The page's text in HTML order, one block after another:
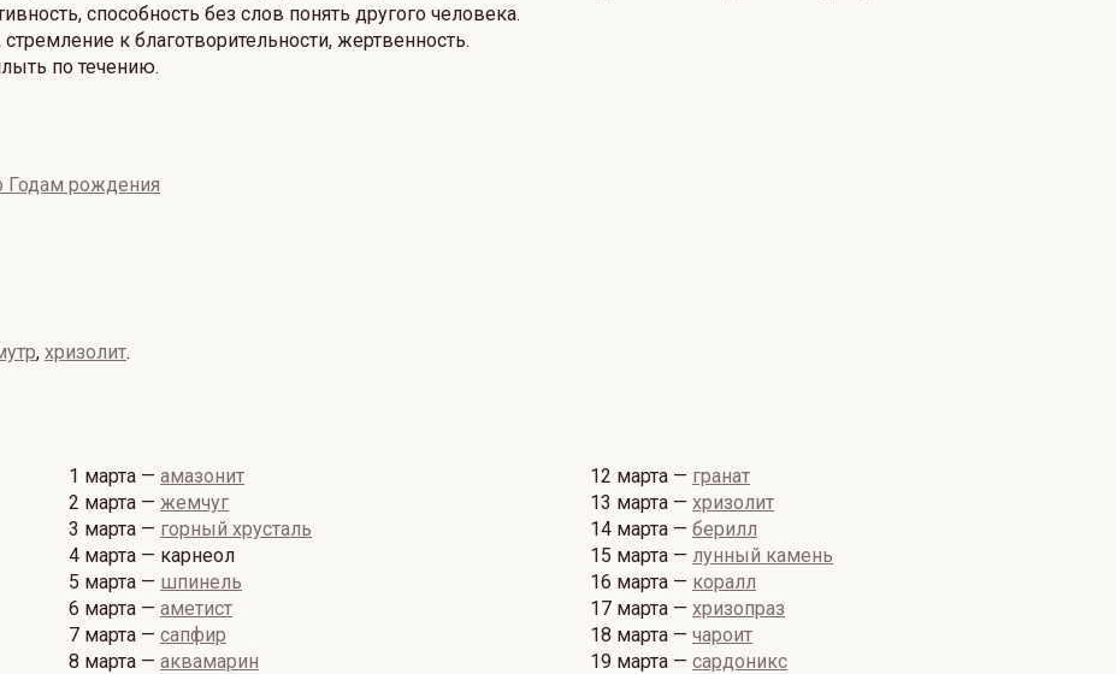
способность без слов понять другого человека.
к благотворительности, жертвенность.
по течению.
Годам рождения
, хризолит.
1 марта — амазонит
2 марта — жемчуг
3 марта — горный хрусталь
4 марта — карнеол
5 марта — шпинель
6 марта — аметист
7 марта — сапфир
8 марта — аквамарин
12 марта — гранат
13 марта — хризолит
14 марта — берилл
15 марта — лунный камень
16 марта — коралл
17 марта — хризопраз
18 марта — чароит
19 марта — сардоникс